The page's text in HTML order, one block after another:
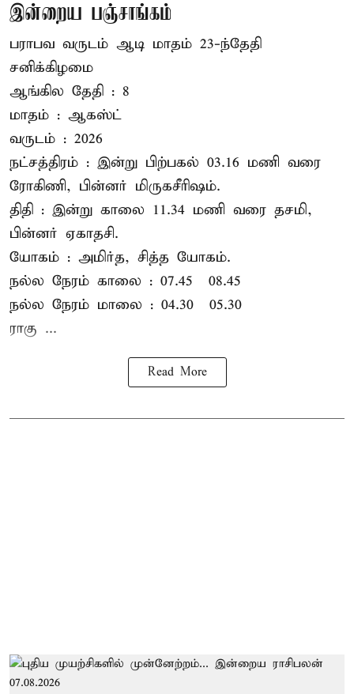
இன்றைய பஞ்சாங்கம்
பராபவ வருடம் ஆடி மாதம் 23-ந்தேதி
சனிக்கிழமை
ஆங்கில தேதி : 8
மாதம் : ஆகஸ்ட்
வருடம் : 2026
நட்சத்திரம் : இன்று பிற்பகல் 03.16 மணி வரை
ரோகிணி, பின்னர் மிருகசீரிஷம்.
திதி : இன்று காலை 11.34 மணி வரை தசமி,
பின்னர் ஏகாதசி.
யோகம் : அமிர்த, சித்த யோகம்.
நல்ல நேரம் காலை : 07.45 – 08.45
நல்ல நேரம் மாலை : 04.30 – 05.30
ராகு ...
Read More